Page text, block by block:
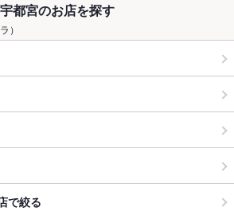
都宮のお店を探す
）
で絞る